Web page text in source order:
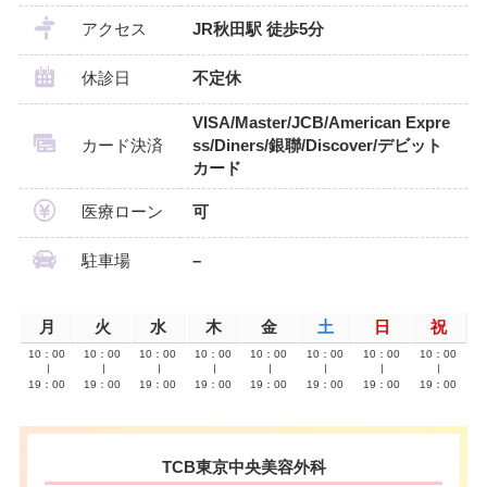
アクセス JR秋田駅 徒歩5分
休診日 不定休
カード決済
VISA/Master/JCB/American Expre
ss/Diners/銀聯/Discover/デビット
カード
医療ローン 可
駐車場 –
月 火 水 木 金 土 日 祝
10：00
19：00
10：00
19：00
10：00
19：00
10：00
19：00
10：00
19：00
10：00
19：00
10：00
19：00
10：00
19：00
TCB東京中央美容外科